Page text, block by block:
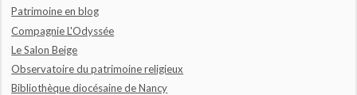
Patrimoine en blog
Compagnie L'Odyssée
Le Salon Beige
Observatoire du patrimoine religieux
Bibliothèque diocésaine de Nancy